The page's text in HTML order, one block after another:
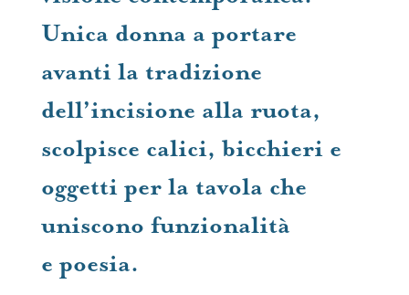
Unica donna a portare
avanti la tradizione
dell’incisione alla ruota,
scolpisce calici, bicchieri e
oggetti per la tavola che
uniscono funzionalità
e poesia.